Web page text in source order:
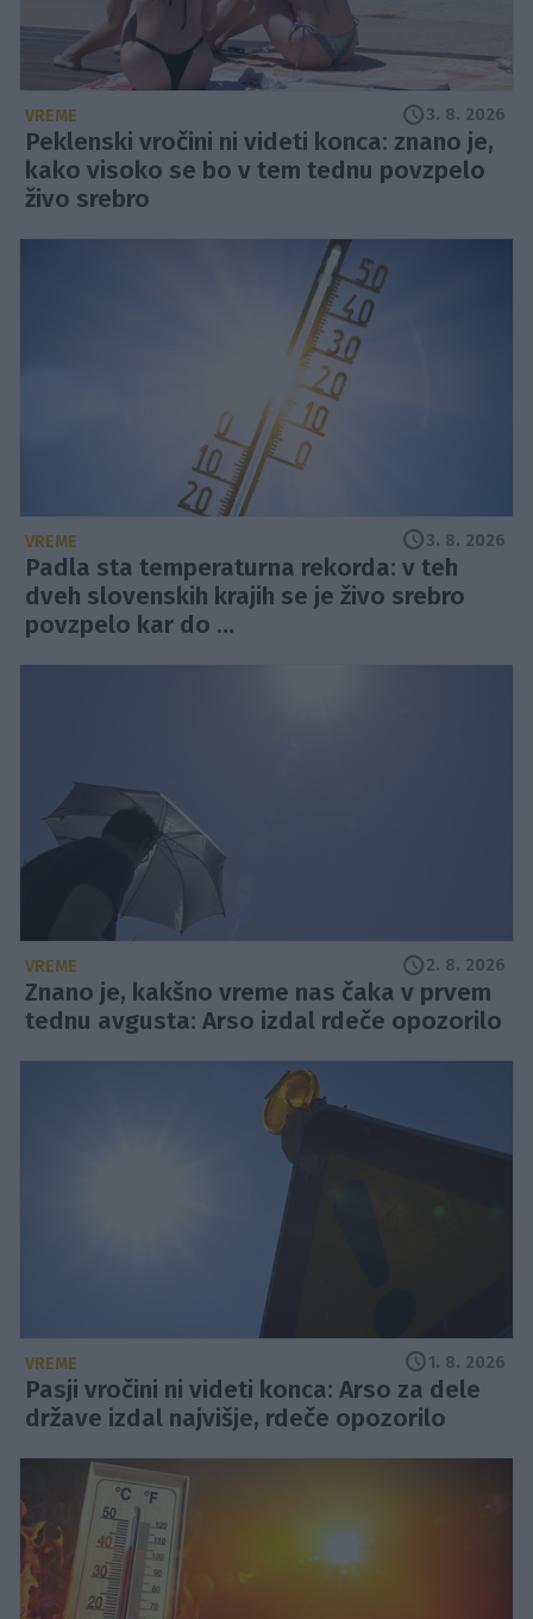
VREME 3. 8. 2026
Peklenski vročini ni videti konca: znano je,
kako visoko se bo v tem tednu povzpelo
živo srebro
VREME 3. 8. 2026
Padla sta temperaturna rekorda: v teh
dveh slovenskih krajih se je živo srebro
povzpelo kar do ...
VREME 2. 8. 2026
Znano je, kakšno vreme nas čaka v prvem
tednu avgusta: Arso izdal rdeče opozorilo
VREME 1. 8. 2026
Pasji vročini ni videti konca: Arso za dele
države izdal najvišje, rdeče opozorilo